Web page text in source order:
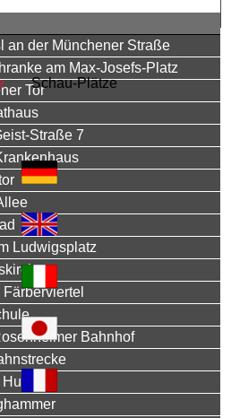
an der Münchener Straße
am Max-Josefs-Platz
Tor
Straße 7
Ludwigsplatz
Bahnhof
Seite "15 The first railway line"
Schau-Plätze